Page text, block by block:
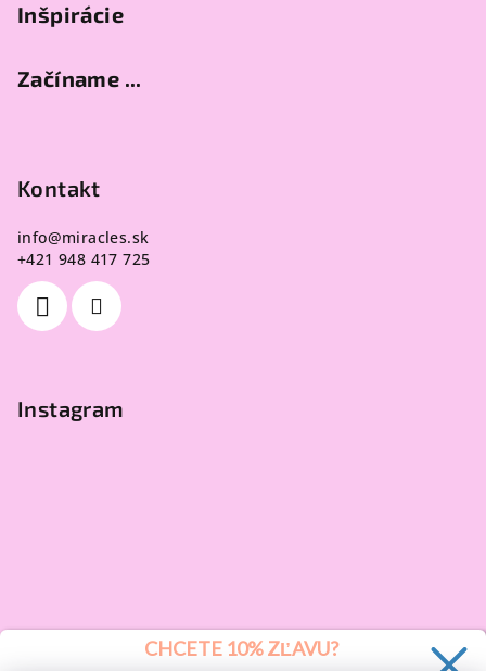
Inšpirácie
Začíname ...
Kontakt
info@miracles.sk
+421 948 417 725
Instagram
CHCETE 10% ZĽAVU?